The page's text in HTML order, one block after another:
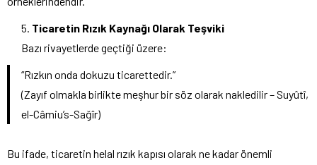
Ticaretin Rızık Kaynağı Olarak Teşviki
Bazı rivayetlerde geçtiği üzere:
“Rızkın onda dokuzu ticarettedir.”
(Zayıf olmakla birlikte meşhur bir söz olarak nakledilir – Suyûtî,
el-Câmiu’s-Sağîr)
Bu ifade, ticaretin helal rızık kapısı olarak ne kadar önemli